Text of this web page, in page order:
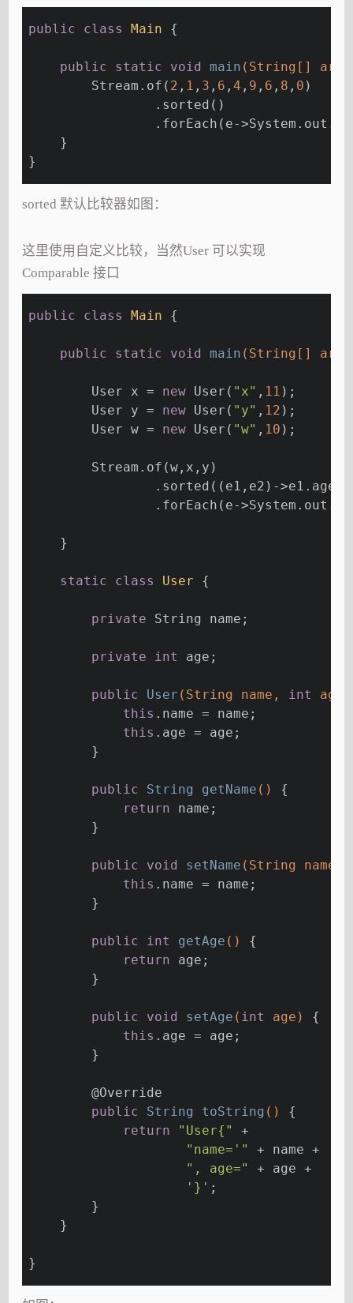
public class Main {
public static void main (String[]
        Stream.of(
2 , 1 , 3 , 6 ,4 , 9 , 6 , 8 , 0 )
                .sorted()
.forEach(e-
    }
}
sorted 默认比较器如图：
这里使用自定义比较，当然User 可以实现
Comparable 接口
public class Main {
public static void main (String[]
        User x =
new User( "x" , 11 );
        User y =
new User( "y" , 12 );
        User w =
new User( "w" , 10 );
        Stream.of(w,x,y)
.sorted((e1,e2)-
.forEach(e-
    }
static class User {
private String name;
private int age;
public User (String name, int
age)
this .name = name;
this .age = age;
        }
public String getName ()
{
return name;
        }
public void setName (String name)
this .name = name;
        }
public int getAge ()
{
return age;
        }
public void setAge ( int age)
{
this .age = age;
        }
@Override
public String toString ()
{
return
"User{"
+
"name='"
+ name +
", age="
+ age +
'}' ;
        }
    }
}